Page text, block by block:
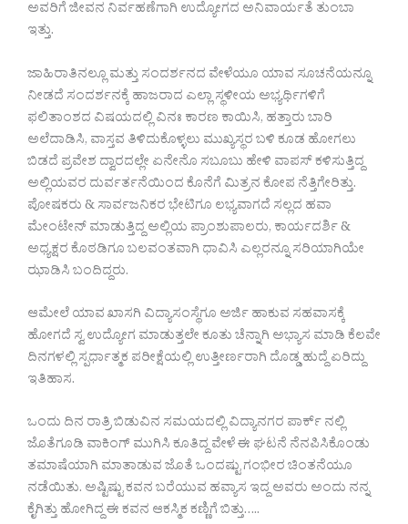
ಅವರಿಗೆ ಜೀವನ ನಿರ್ವಹಣೆಗಾಗಿ ಉದ್ಯೋಗದ ಅನಿವಾರ್ಯತೆ ತುಂಬಾ
ಇತ್ತು.
ಜಾಹಿರಾತಿನಲ್ಲೂ ಮತ್ತು ಸಂದರ್ಶನದ ವೇಳೆಯೂ ಯಾವ ಸೂಚನೆಯನ್ನೂ
ನೀಡದೆ ಸಂದರ್ಶನಕ್ಕೆ ಹಾಜರಾದ ಎಲ್ಲಾ ಸ್ಥಳೀಯ ಅಭ್ಯರ್ಥಿಗಳಿಗೆ
ಫಲಿತಾಂಶದ ವಿಷಯದಲ್ಲಿ ವಿನಃ ಕಾರಣ ಕಾಯಿಸಿ, ಹತ್ತಾರು ಬಾರಿ
ಅಲೆದಾಡಿಸಿ, ವಾಸ್ತವ ತಿಳಿದುಕೊಳ್ಳಲು ಮುಖ್ಯಸ್ಥರ ಬಳಿ ಕೂಡ ಹೋಗಲು
ಬಿಡದೆ ಪ್ರವೇಶ ದ್ವಾರದಲ್ಲೇ ಏನೇನೊ ಸಬೂಬು ಹೇಳಿ ವಾಪಸ್ ಕಳಿಸುತ್ತಿದ್ದ
ಅಲ್ಲಿಯವರ ದುರ್ವರ್ತನೆಯಿಂದ ಕೊನೆಗೆ ಮಿತ್ರನ ಕೋಪ ನೆತ್ತಿಗೇರಿತ್ತು.
ಪೋಷಕರು & ಸಾರ್ವಜನಿಕರ ಭೇಟಿಗೂ ಲಭ್ಯವಾಗದೆ ಸಲ್ಲದ ಹವಾ
ಮೇಂಟೇನ್ ಮಾಡುತ್ತಿದ್ದ ಅಲ್ಲಿಯ ಪ್ರಾಂಶುಪಾಲರು, ಕಾರ್ಯದರ್ಶಿ &
ಅಧ್ಯಕ್ಷರ ಕೊಠಡಿಗೂ ಬಲವಂತವಾಗಿ ಧಾವಿಸಿ ಎಲ್ಲರನ್ನೂ ಸರಿಯಾಗಿಯೇ
ಝಾಡಿಸಿ ಬಂದಿದ್ದರು.
ಆಮೇಲೆ ಯಾವ ಖಾಸಗಿ ವಿದ್ಯಾಸಂಸ್ಥೆಗೂ ಅರ್ಜಿ ಹಾಕುವ ಸಹವಾಸಕ್ಕೆ
ಹೋಗದೆ ಸ್ವ ಉದ್ಯೋಗ ಮಾಡುತ್ತಲೇ ಕೂತು ಚೆನ್ನಾಗಿ ಅಭ್ಯಾಸ ಮಾಡಿ ಕೆಲವೇ
ದಿನಗಳಲ್ಲಿ ಸ್ಪರ್ಧಾತ್ಮಕ ಪರೀಕ್ಷೆಯಲ್ಲಿ ಉತ್ತೀರ್ಣರಾಗಿ ದೊಡ್ಡ ಹುದ್ದೆ ಏರಿದ್ದು
ಇತಿಹಾಸ.
ಒಂದು ದಿನ ರಾತ್ರಿ ಬಿಡುವಿನ ಸಮಯದಲ್ಲಿ ವಿದ್ಯಾನಗರ ಪಾರ್ಕ್ ನಲ್ಲಿ
ಜೊತೆಗೂಡಿ ವಾಕಿಂಗ್ ಮುಗಿಸಿ ಕೂತಿದ್ದ ವೇಳೆ ಈ ಘಟನೆ ನೆನಪಿಸಿಕೊಂಡು
ತಮಾಷೆಯಾಗಿ ಮಾತಾಡುವ ಜೊತೆ ಒಂದಷ್ಟು ಗಂಭೀರ ಚಿಂತನೆಯೂ
ನಡೆಯಿತು. ಅಷ್ಟಿಷ್ಟು ಕವನ ಬರೆಯುವ ಹವ್ಯಾಸ ಇದ್ದ ಅವರು ಅಂದು ನನ್ನ
ಕೈಗಿತ್ತು ಹೋಗಿದ್ದ ಈ ಕವನ ಆಕಸ್ಮಿಕ ಕಣ್ಣಿಗೆ ಬಿತ್ತು…..